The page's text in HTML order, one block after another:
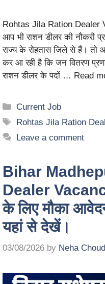
Rohtas Jila Ration Dealer
आप भी राशन डीलर की नौकरी
राज्य के रोहतास जिले से हैं।
कर आ रही है कि जन वितरण
राशन डीलर के पदों … Read
Current Job
Rohtas Jila Ration
Leave a comment
Bihar
Dealer
के लिए मौका
यहां से देखें।
03/08/2026 by Neha